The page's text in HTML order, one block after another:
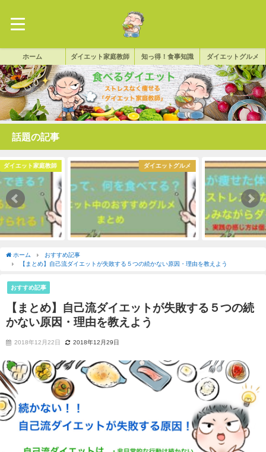
ホーム ダイエット家庭教師 知っ得！食事知識 ダイエットグルメ
話題の記事
ダイエットグルメ ダイエット家庭教師
ホーム
おすすめ記事
【まとめ】自己流ダイエットが失敗する５つの続かない原因・理由を教えよう
おすすめ記事
【まとめ】自己流ダイエットが失敗する５つの続
かない原因・理由を教えよう
2018年12月22日 2018年12月29日